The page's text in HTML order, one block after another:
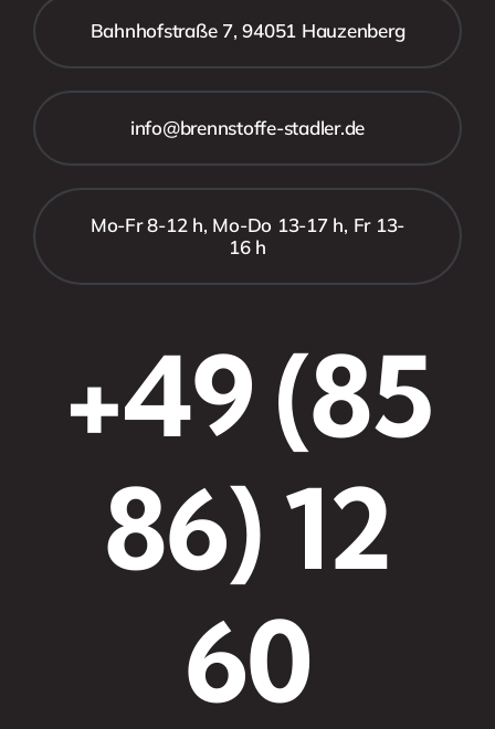
Bahnhofstraße 7, 94051 Hauzenberg
info@brennstoffe-stadler.de
Mo-Fr 8-12 h, Mo-Do 13-17 h, Fr 13-
16 h
+49 (85
86) 12
60